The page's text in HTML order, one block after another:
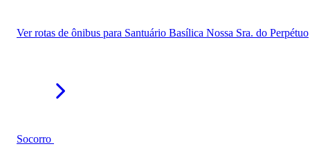
Ver rotas de ônibus para Santuário Basílica Nossa Sra. do Perpétuo
Socorro